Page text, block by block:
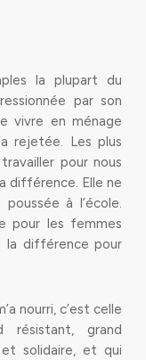
la plupart du
par son
vivre en ménage
rejetée. Les plus
pour nous
différence. Elle ne
à l’école.
pour les femmes
la différence pour
nourri, c’est celle
résistant, grand
et solidaire, et qui